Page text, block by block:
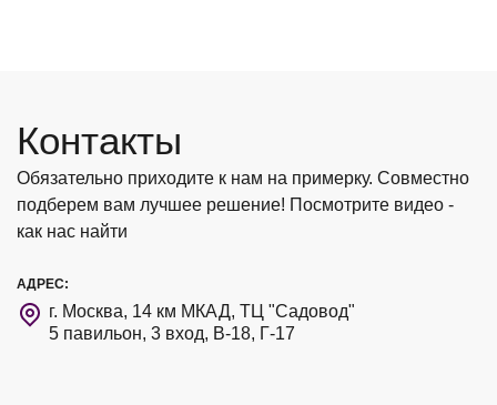
Контакты
Обязательно приходите к нам на примерку. Совместно
подберем вам лучшее решение! Посмотрите видео -
как нас найти
АДРЕС:
г. Москва, 14 км МКАД, ТЦ "Садовод"
5 павильон, 3 вход, В-18, Г-17